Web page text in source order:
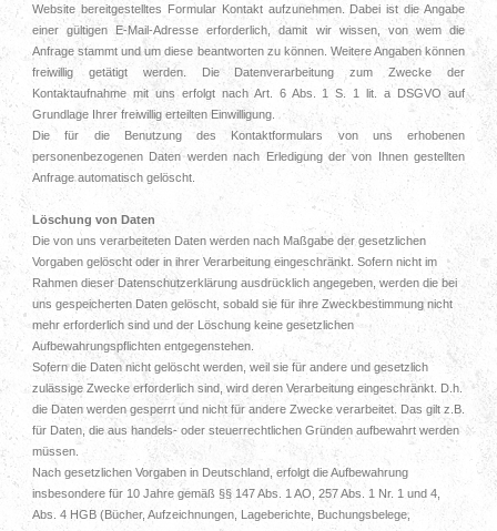
Website bereitgestelltes Formular Kontakt aufzunehmen. Dabei ist die Angabe
einer gültigen E-Mail-Adresse erforderlich, damit wir wissen, von wem die
Anfrage stammt und um diese beantworten zu können. Weitere Angaben können
freiwillig getätigt werden. Die Datenverarbeitung zum Zwecke der
Kontaktaufnahme mit uns erfolgt nach Art. 6 Abs. 1 S. 1 lit. a DSGVO auf
Grundlage Ihrer freiwillig erteilten Einwilligung.
Die für die Benutzung des Kontaktformulars von uns erhobenen
personenbezogenen Daten werden nach Erledigung der von Ihnen gestellten
Anfrage automatisch gelöscht.
Löschung von Daten
Die von uns verarbeiteten Daten werden nach Maßgabe der gesetzlichen
Vorgaben gelöscht oder in ihrer Verarbeitung eingeschränkt. Sofern nicht im
Rahmen dieser Datenschutzerklärung ausdrücklich angegeben, werden die bei
uns gespeicherten Daten gelöscht, sobald sie für ihre Zweckbestimmung nicht
mehr erforderlich sind und der Löschung keine gesetzlichen
Aufbewahrungspflichten entgegenstehen.
Sofern die Daten nicht gelöscht werden, weil sie für andere und gesetzlich
zulässige Zwecke erforderlich sind, wird deren Verarbeitung eingeschränkt. D.h.
die Daten werden gesperrt und nicht für andere Zwecke verarbeitet. Das gilt z.B.
für Daten, die aus handels- oder steuerrechtlichen Gründen aufbewahrt werden
müssen.
Nach gesetzlichen Vorgaben in Deutschland, erfolgt die Aufbewahrung
insbesondere für 10 Jahre gemäß §§ 147 Abs. 1 AO, 257 Abs. 1 Nr. 1 und 4,
Abs. 4 HGB (Bücher, Aufzeichnungen, Lageberichte, Buchungsbelege,